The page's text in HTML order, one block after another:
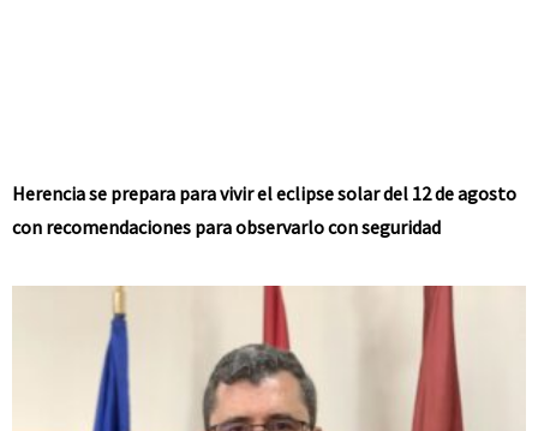
Herencia se prepara para vivir el eclipse solar del 12 de agosto
con recomendaciones para observarlo con seguridad